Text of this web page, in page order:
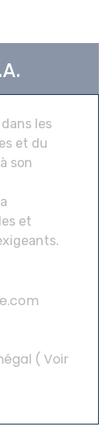
les
et du
son
et
( Voir